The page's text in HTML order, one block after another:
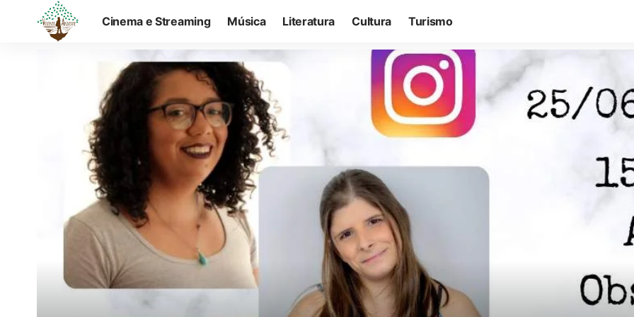
Cinema e Streaming Música Literatura Cultura Turismo